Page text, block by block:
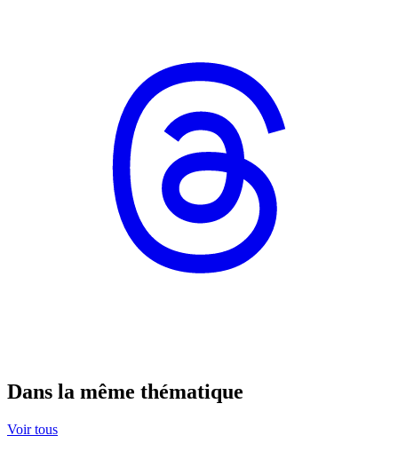
Dans la même thématique
Voir tous